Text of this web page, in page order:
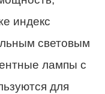
индекс
световым
лампы с
для